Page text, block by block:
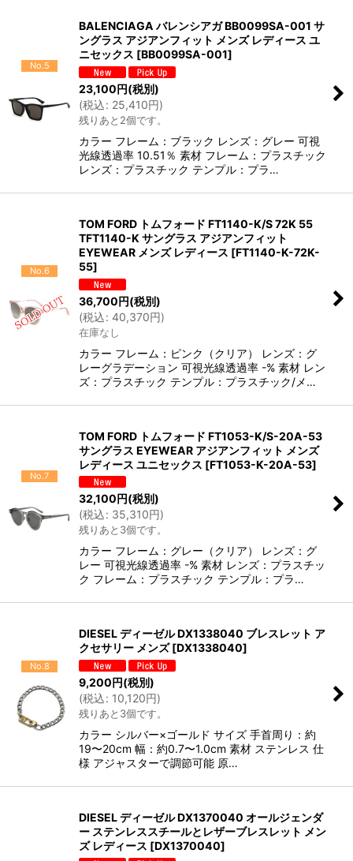
No.5
BALENCIAGA バレンシアガ BB0099SA-001 サ
ングラス アジアンフィット メンズ レディース ユ
ニセックス [BB0099SA-001]
23,100円(税別)
(税込: 25,410円)
残りあと2個です。
カラー フレーム：ブラック レンズ：グレー 可視
光線透過率 10.51％ 素材 フレーム：プラスチック
レンズ：プラスチック テンプル：プラ…
No.6
TOM FORD トムフォード FT1140-K/S 72K 55
TFT1140-K サングラス アジアンフィット
EYEWEAR メンズ レディース [FT1140-K-72K-
55]
36,700円(税別)
(税込: 40,370円)
在庫なし
カラー フレーム：ピンク（クリア） レンズ：グ
レーグラデーション 可視光線透過率 -% 素材 レン
ズ：プラスチック テンプル：プラスチック/メ…
No.7
TOM FORD トムフォード FT1053-K/S-20A-53
サングラス EYEWEAR アジアンフィット メンズ
レディース ユニセックス [FT1053-K-20A-53]
32,100 円(税別)
(税込: 35,310円)
残りあと3個です。
カラー フレーム：グレー（クリア） レンズ：グ
レー 可視光線透過率 -% 素材 レンズ：プラスチッ
ク フレーム：プラスチック テンプル：プラ…
No.8
DIESEL ディーゼル DX1338040 ブレスレット ア
クセサリー メンズ [DX1338040]
9,200円(税別)
(税込: 10,120円)
残りあと3個です。
カラー シルバー×ゴールド サイズ 手首周り：約
19〜20cm 幅：約0.7〜1.0cm 素材 ステンレス 仕
様 アジャスターで調節可能 原…
DIESEL ディーゼル DX1370040 オールジェンダ
ー ステンレススチールとレザーブレスレット メン
ズ レディース [DX1370040]